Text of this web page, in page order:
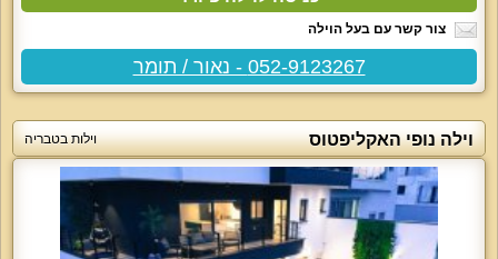
צור קשר עם בעל הוילה
052-9123267 - נאור / תומר
וילה נופי האקליפטוס וילות בטבריה